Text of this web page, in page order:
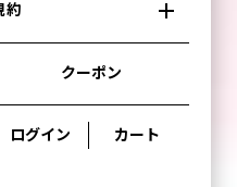
約
クーポン
ログイン カート